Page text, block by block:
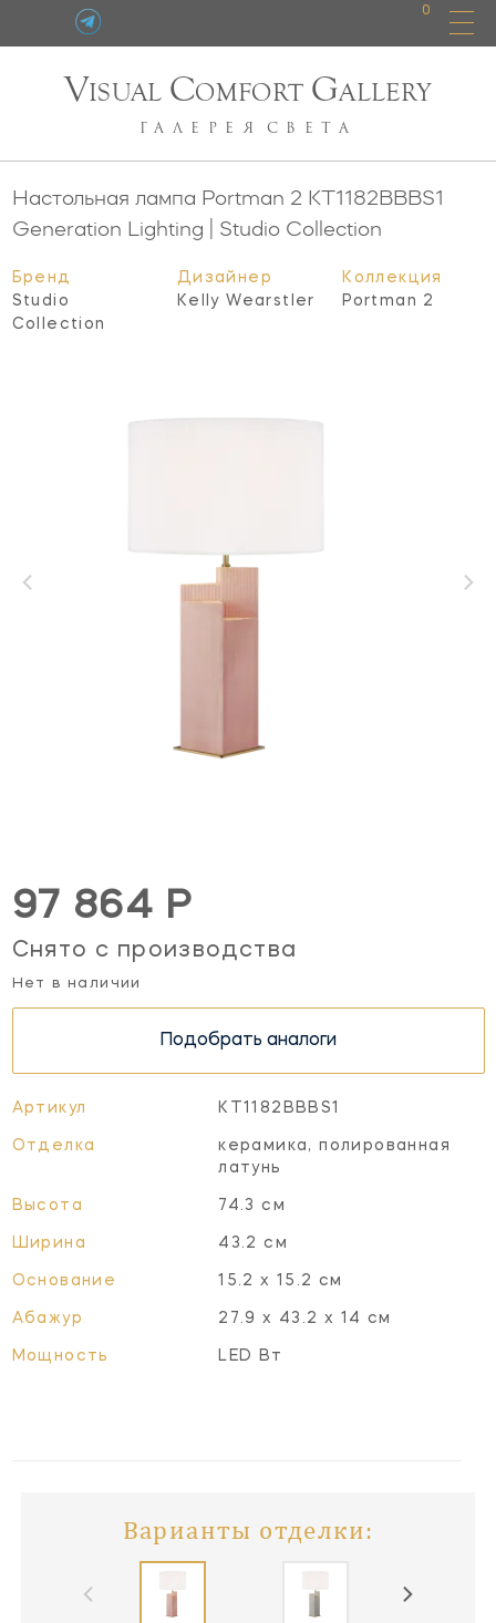
0
VISUAL COMFORT GALLERY
ГАЛЕРЕЯ СВЕТА
Настольная лампа Portman 2 KT1182BBBS1
Generation Lighting | Studio Collection
Бренд
Studio
Collection
Дизайнер
Kelly Wearstler
Коллекция
Portman 2
97 864 Р
Снято с производства
Нет в наличии
Подобрать аналоги
Артикул KT1182BBBS1
Отделка
керамика, полированная
латунь
Высота 74.3 см
Ширина 43.2 см
Основание 15.2 х 15.2 см
Абажур 27.9 х 43.2 х 14 см
Мощность LED Вт
Варианты отделки: